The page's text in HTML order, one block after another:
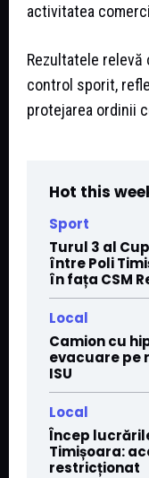
activitatea
Rezultatele
control sporit,
protejarea ordinii
Hot this
Sport
Turul 3 al
între Poli
în fața CSM
Local
Camion cu
evacuare pe
ISU
Local
Încep
Timișoara:
restricționat